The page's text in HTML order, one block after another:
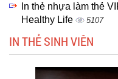
In thẻ nhựa làm thẻ
Healthy Life
5107
IN THẺ SINH VIÊN